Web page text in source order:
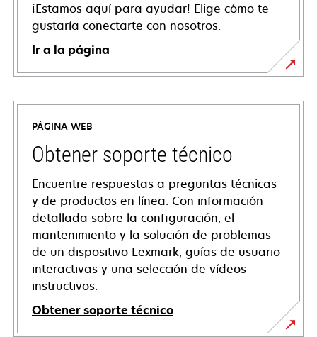
¡Estamos aquí para ayudar! Elige cómo te
gustaría conectarte con nosotros.
Ir a la página
PÁGINA WEB
Obtener soporte técnico
Encuentre respuestas a preguntas técnicas
y de productos en línea. Con información
detallada sobre la configuración, el
mantenimiento y la solución de problemas
de un dispositivo Lexmark, guías de usuario
interactivas y una selección de vídeos
instructivos.
Obtener soporte técnico